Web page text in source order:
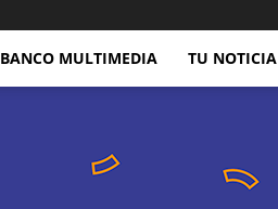
BANCO MULTIMEDIA TU NOTICIA